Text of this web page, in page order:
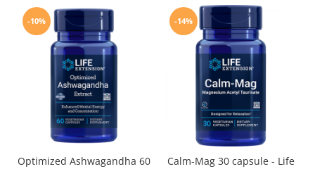
-10%
Optimized Ashwagandha 60
-14%
Calm-Mag 30 capsule - Life